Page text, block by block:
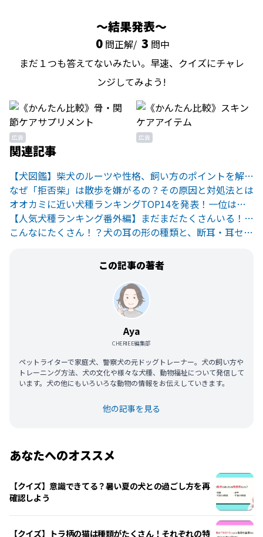
結果発表
0 問正解/ 3 問中
まだ１つも答えてないみたい。早速、クイズにチャレ
ンジしてみよう!
広告 広告
関連記事
【犬図鑑】柴犬のルーツや性格、飼い方のポイントを解説！
なぜ「拒否柴」は散歩を嫌がるの？その原因と対処法とは
オオカミに近い犬種ランキングTOP14を発表！一位は身近なあの犬
【人気犬種ランキング番外編】まだまだたくさんいる！魅力的な犬たち
こんなにたくさん！？犬の耳の形の種類と、断耳・耳セットについて
この記事の著者
Aya
CHERIEE編集部
ペットライターで家庭犬、警察犬の元ドッグトレーナー。犬の飼い方や
トレーニング方法、犬の文化や様々な犬種、動物福祉について発信して
います。犬の他にもいろいろな動物の情報をお伝えしていきます。
他の記事を見る
あなたへのオススメ
【クイズ】意識できてる？暑い夏の犬との過ごし方を再
確認しよう
【クイズ】トラ柄の猫は種類がたくさん！それぞれの特